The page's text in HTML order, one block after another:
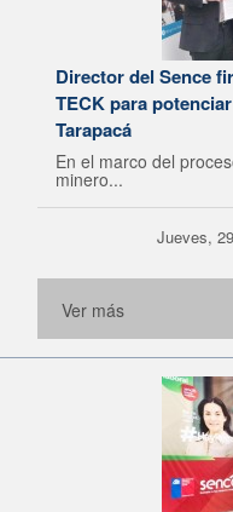
Director del Sence
TECK para
Tarapacá
En el marco del
minero...
Jueves,
Ver más